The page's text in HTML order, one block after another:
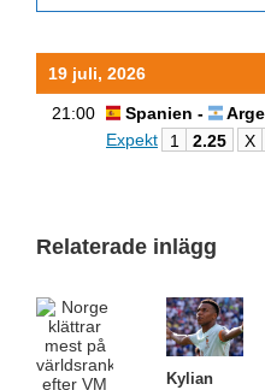
19 juli, 2026
21:00 Spanien -
Expekt
1 2.25 X
Relaterade inlägg
Kylian